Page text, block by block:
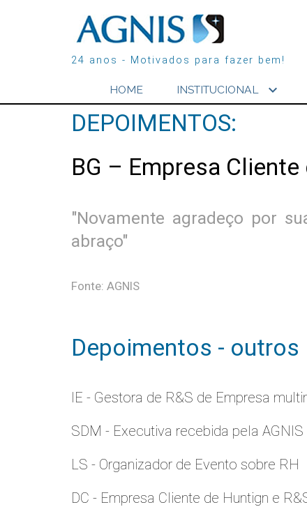
24 anos - Motivados para fazer bem!
HOME INSTITUCIONAL expand_more
DEPOIMENTOS:
BG – Empresa
"Novamente agradeço por
abraço"
Fonte: AGNIS
Depoimentos - outros
IE - Gestora de R&S de Empresa
SDM - Executiva recebida pela
LS - Organizador de Evento sobre RH
DC - Empresa Cliente de Huntign e